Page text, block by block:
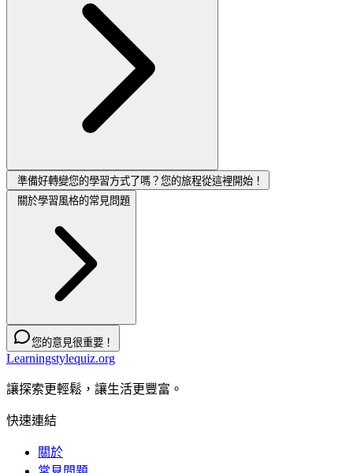
準備好轉變您的學習方式了嗎？您的旅程從這裡開始！
關於學習風格的常見問題
您的意見很重要！
Learningstylequiz.org
讓探索更輕鬆，讓生活更豐富。
快速連結
關於